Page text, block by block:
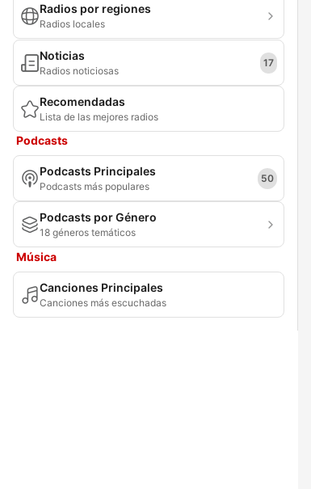
Radios por regiones
Radios locales
Noticias
Radios noticiosas
17
Recomendadas
Lista de las mejores radios
Podcasts
Podcasts Principales
Podcasts más populares
50
Podcasts por Género
18 géneros temáticos
Música
Canciones Principales
Canciones más escuchadas